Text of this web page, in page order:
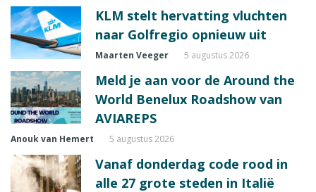
KLM stelt hervatting vluchten
naar Golfregio opnieuw uit
Maarten Veeger 5 augustus 2026
Meld je aan voor de Around the
World Benelux Roadshow van
AVIAREPS
Anouk van Hemert 5 augustus 2026
Vanaf donderdag code rood in
alle 27 grote steden in Italië